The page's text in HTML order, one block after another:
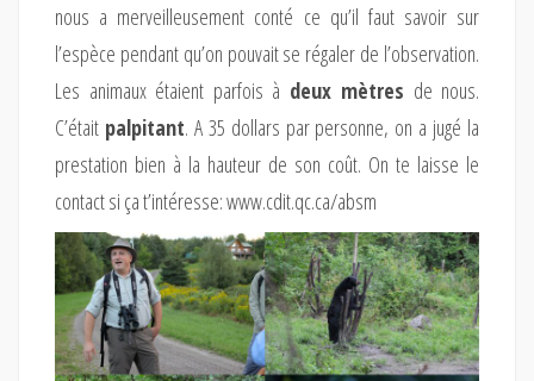
nous a merveilleusement conté ce qu’il faut savoir sur
l’espèce pendant qu’on pouvait se régaler de l’observation.
Les animaux étaient parfois à deux mètres de nous.
C’était palpitant. A 35 dollars par personne, on a jugé la
prestation bien à la hauteur de son coût. On te laisse le
contact si ça t’intéresse: www.cdit.qc.ca/absm